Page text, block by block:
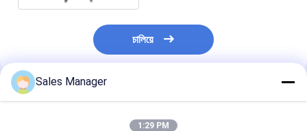
চালিয়ে
প্রস্তাবিত পণ্য
Sales Manager
1:29 PM